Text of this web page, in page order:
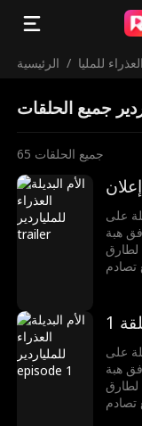
الرئيسية / للمليا
جميع الحلقات
65 جميع الحلقات
إعلان
على
هبة
لطارق
تصادم
1
على
هبة
لطارق
تصادم